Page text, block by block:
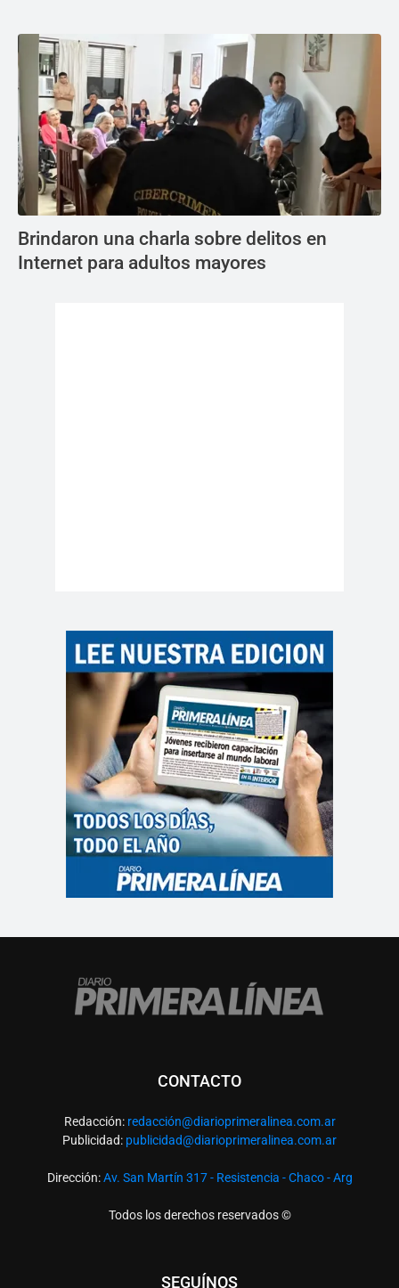
Brindaron una charla sobre delitos en
Internet para adultos mayores
CONTACTO
Redacción: redacción@diarioprimeralinea.com.ar
Publicidad: publicidad@diarioprimeralinea.com.ar
Dirección:Av. San Martín 317 - Resistencia - Chaco - Arg
Todos los derechos reservados ©
SEGUÍNOS